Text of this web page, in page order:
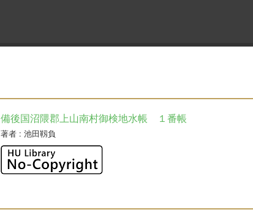
備後国沼隈郡上山南村御検地水帳 １番帳
著者: 池田靱負